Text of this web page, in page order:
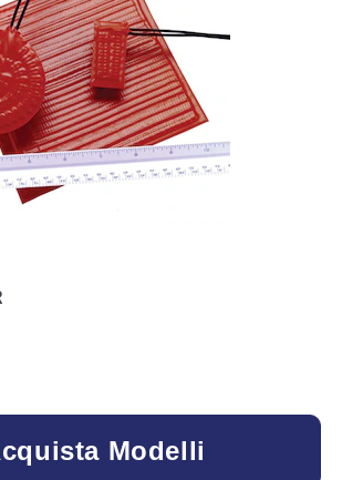
Modelli